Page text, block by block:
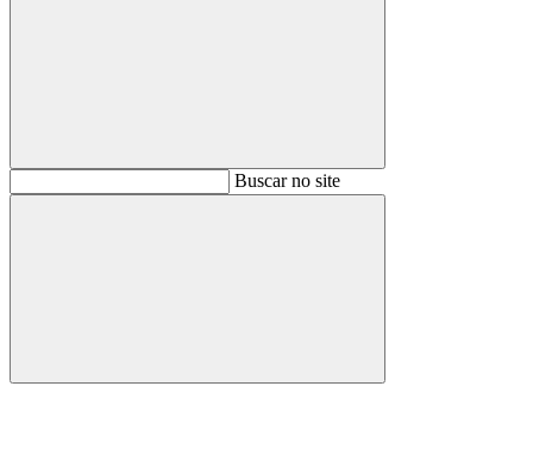
BuscarBuscar no site
Buscar